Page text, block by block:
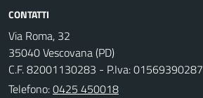
CONTATTI
Via Roma, 32
35040 Vescovana (PD)
C.F. 82001130283 - P.Iva: 01569390287
Telefono:0425 450018